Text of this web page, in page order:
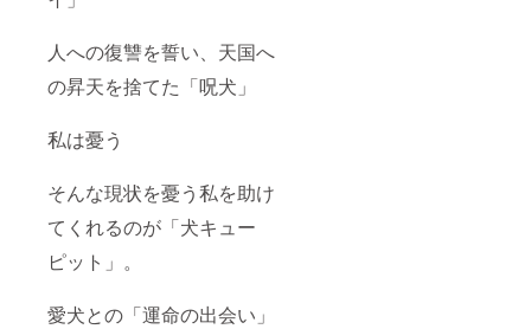
人への復讐を誓い、天国へ
の昇天を捨てた「呪犬」
私は憂う
そんな現状を憂う私を助け
てくれるのが「犬キュー
ピット」。
愛犬との「運命の出会い」